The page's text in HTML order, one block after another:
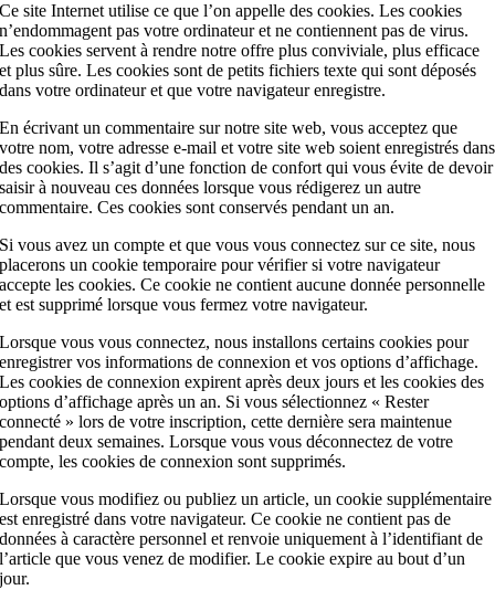
Ce site Internet utilise ce que l’on appelle des cookies. Les cookies
n’endommagent pas votre ordinateur et ne contiennent pas de virus.
Les cookies servent à rendre notre offre plus conviviale, plus efficace
et plus sûre. Les cookies sont de petits fichiers texte qui sont déposés
dans votre ordinateur et que votre navigateur enregistre.
En écrivant un commentaire sur notre site web, vous acceptez que
votre nom, votre adresse e-mail et votre site web soient enregistrés dans
des cookies. Il s’agit d’une fonction de confort qui vous évite de devoir
saisir à nouveau ces données lorsque vous rédigerez un autre
commentaire. Ces cookies sont conservés pendant un an.
Si vous avez un compte et que vous vous connectez sur ce site, nous
placerons un cookie temporaire pour vérifier si votre navigateur
accepte les cookies. Ce cookie ne contient aucune donnée personnelle
et est supprimé lorsque vous fermez votre navigateur.
Lorsque vous vous connectez, nous installons certains cookies pour
enregistrer vos informations de connexion et vos options d’affichage.
Les cookies de connexion expirent après deux jours et les cookies des
options d’affichage après un an. Si vous sélectionnez « Rester
connecté » lors de votre inscription, cette dernière sera maintenue
pendant deux semaines. Lorsque vous vous déconnectez de votre
compte, les cookies de connexion sont supprimés.
Lorsque vous modifiez ou publiez un article, un cookie supplémentaire
est enregistré dans votre navigateur. Ce cookie ne contient pas de
données à caractère personnel et renvoie uniquement à l’identifiant de
l’article que vous venez de modifier. Le cookie expire au bout d’un
jour.